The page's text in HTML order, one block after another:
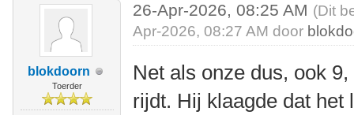
blokdoorn
Toerder
26-Apr-2026, 08:25 AM (Dit
Apr-2026, 08:27 AM door
Net als onze dus, ook
rijdt. Hij klaagde dat het